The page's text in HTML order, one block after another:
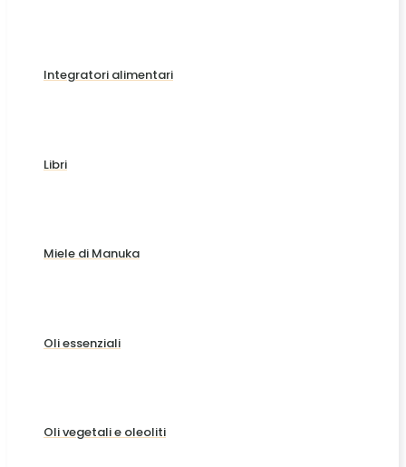
Integratori alimentari
Libri
Miele di Manuka
Oli essenziali
Oli vegetali e oleoliti